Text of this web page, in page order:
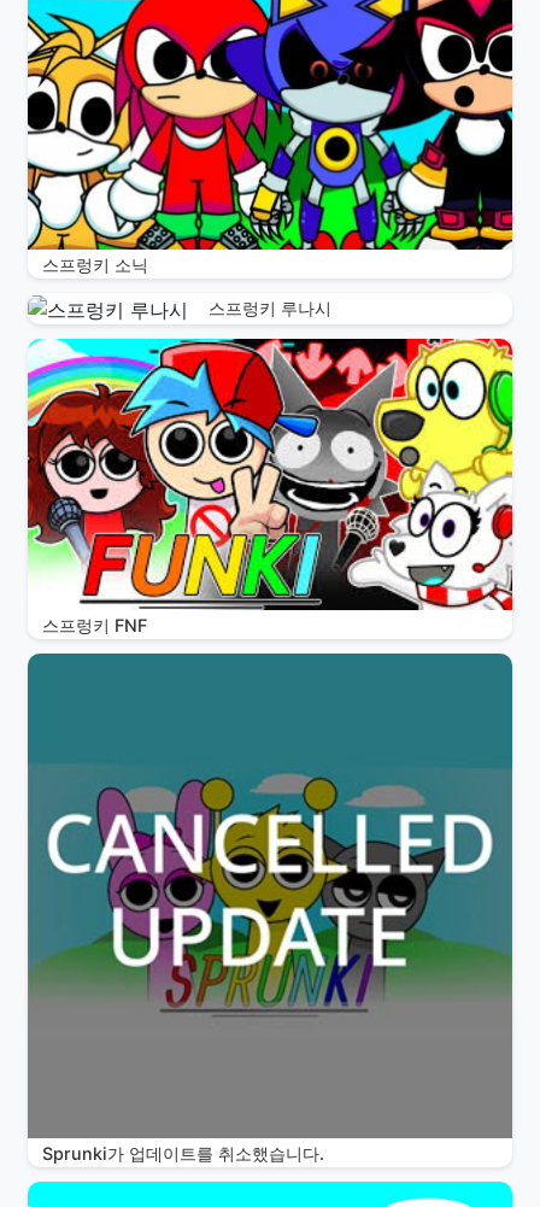
스프렁키 소닉
스프렁키 루나시
스프렁키 FNF
Sprunki가 업데이트를 취소했습니다.